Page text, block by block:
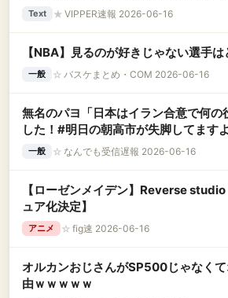
Text ★ VIPPER速報 2026-06-16
【NBA】見るのが好きじゃない選手
一般 ☆ バスケまとめ・COM 2026-06-16
無名のパヨ「日本はイラン合意で何の
した！#明日の朝高市が失脚してます
一般 ☆ なんでも受信遅報 2026-06-16
【ローゼンメイデン】Reverse
ュア化決定】
アニメ ☆ fig速 2026-06-16
オルカンおじさんがSP500じゃなく
由ｗｗｗｗｗ